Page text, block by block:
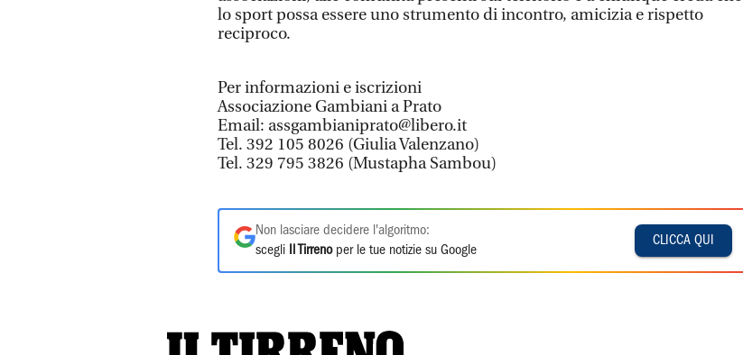
lo sport possa essere uno strumento di incontro, amicizia e rispetto
reciproco.
Per informazioni e iscrizioni
Associazione Gambiani a Prato
Email: assgambianiprato@libero.it
Tel. 392 105 8026 (Giulia Valenzano)
Tel. 329 795 3826 (Mustapha Sambou)
Non lasciare decidere l'algoritmo:
scegli
Il Tirrenoper le tue notizie su Google
CLICCA QUI